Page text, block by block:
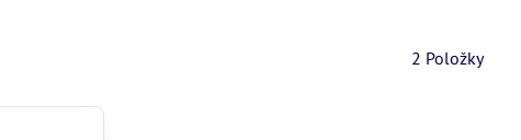
2 Položky